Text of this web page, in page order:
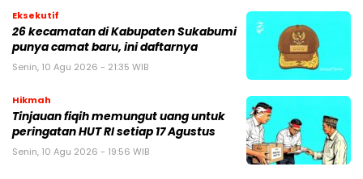
Eksekutif
26 kecamatan di Kabupaten Sukabumi
punya camat baru, ini daftarnya
Senin, 10 Agu 2026 - 21:35 WIB
Hikmah
Tinjauan fiqih memungut uang untuk
peringatan HUT RI setiap 17 Agustus
Senin, 10 Agu 2026 - 19:56 WIB